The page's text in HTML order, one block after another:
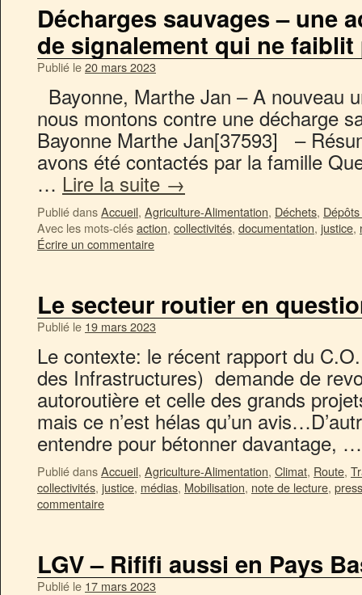
Décharges sauvages – une
de signalement qui ne faiblit
Publié le20 mars 2023
Bayonne, Marthe Jan – A nouveau
nous montons contre une décharge
Bayonne Marthe Jan[37593] –
avons été contactés par la famille
… Lire la suite →
Publié dansAccueil, Agriculture-Alimentation, Déchets,
Avec les mots-clésaction, collectivités, documentation, justice,
Écrire un commentaire
Le secteur routier en
Publié le 19 mars 2023
Le contexte: le récent rapport du
des Infrastructures) demande de
autoroutière et celle des grands
mais ce n’est hélas qu’un
entendre pour bétonner davantage,
Publié dansAccueil, Agriculture-Alimentation, Climat, Route,
collectivités, justice, médias, Mobilisation, note de lecture,
commentaire
LGV – Rififi aussi en Pays
Publié le 17 mars 2023